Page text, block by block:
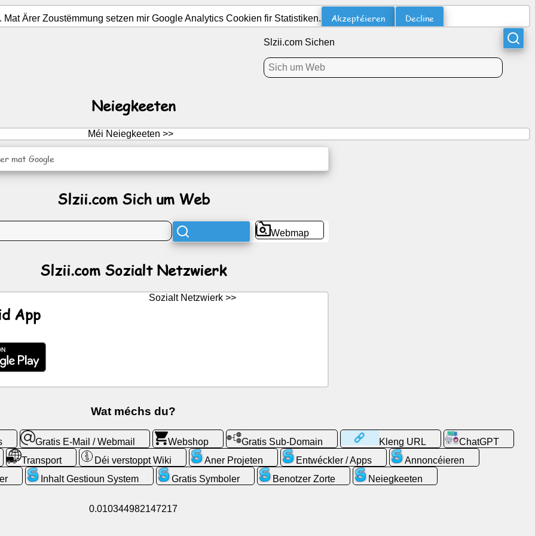
Ärer Zoustëmmung setzen mir Google Analytics Cookien fir Statistiken. Akzeptéieren Decline
Slzii.com Sichen
Neiegkeeten
Méi Neiegkeeten >>
mat Google
Slzii.com Sich um Web
Webmap
Slzii.com Sozialt Netzwierk
App
Sozialt Netzwierk >>
Wat méchs du?
Gratis E-Mail / Webmail Webshop Gratis Sub-Domain Kleng URL
ChatGPT
Transport Déi verstoppt Wiki Aner Projeten Entwéckler / Apps
Annoncéieren
Inhalt Gestioun System Gratis Symboler Benotzer Zorte
Neiegkeeten
0.010344982147217